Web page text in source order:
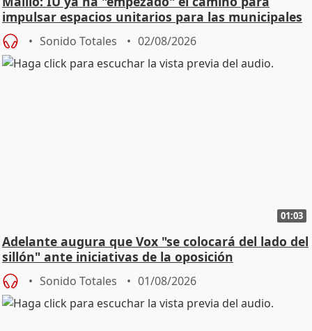
impulsar espacios unitarios para las municipales
Sonido Totales 02/08/2026
01:03
Adelante augura que Vox "se colocará del lado del
sillón" ante iniciativas de la oposición
Sonido Totales 01/08/2026